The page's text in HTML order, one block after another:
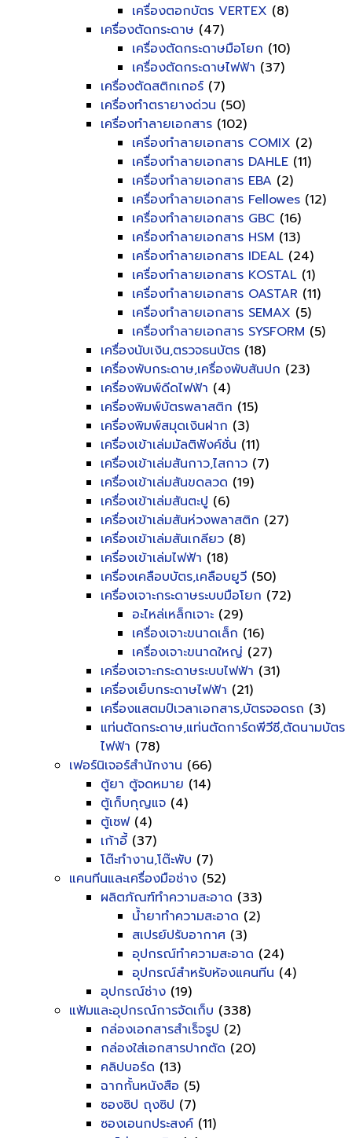
เครื่องตอกบัตร VERTEX (8)
เครื่องตัดกระดาษ (47)
เครื่องตัดกระดาษมือโยก (10)
เครื่องตัดกระดาษไฟฟ้า (37)
เครื่องตัดสติกเกอร์ (7)
เครื่องทำตรายางด่วน (50)
เครื่องทำลายเอกสาร (102)
เครื่องทำลายเอกสาร COMIX (2)
เครื่องทำลายเอกสาร DAHLE (11)
เครื่องทำลายเอกสาร EBA (2)
เครื่องทำลายเอกสาร Fellowes (12)
เครื่องทำลายเอกสาร GBC (16)
เครื่องทำลายเอกสาร HSM (13)
เครื่องทำลายเอกสาร IDEAL (24)
เครื่องทำลายเอกสาร KOSTAL (1)
เครื่องทำลายเอกสาร OASTAR (11)
เครื่องทำลายเอกสาร SEMAX (5)
เครื่องทำลายเอกสาร SYSFORM (5)
เครื่องนับเงิน,ตรวจธนบัตร (18)
เครื่องพับกระดาษ,เครื่องพับสันปก (23)
เครื่องพิมพ์ดีดไฟฟ้า (4)
เครื่องพิมพ์บัตรพลาสติก (15)
เครื่องพิมพ์สมุดเงินฝาก (3)
เครื่องเข้าเล่มมัลติฟังค์ชั่น (11)
เครื่องเข้าเล่มสันกาว,ไสกาว (7)
เครื่องเข้าเล่มสันขดลวด (19)
เครื่องเข้าเล่มสันตะปู (6)
เครื่องเข้าเล่มสันห่วงพลาสติก (27)
เครื่องเข้าเล่มสันเกลียว (8)
เครื่องเข้าเล่มไฟฟ้า (18)
เครื่องเคลือบบัตร,เคลือบยูวี (50)
เครื่องเจาะกระดาษระบบมือโยก (72)
อะไหล่เหล็กเจาะ (29)
เครื่องเจาะขนาดเล็ก (16)
เครื่องเจาะขนาดใหญ่ (27)
เครื่องเจาะกระดาษระบบไฟฟ้า (31)
เครื่องเย็บกระดาษไฟฟ้า (21)
เครื่องแสตมป์เวลาเอกสาร,บัตรจอดรถ (3)
แท่นตัดกระดาษ,แท่นตัดการ์ดพีวีซี,ตัดนามบัตร
ไฟฟ้า (78)
เฟอร์นิเจอร์สำนักงาน (66)
ตู้ยา ตู้จดหมาย (14)
ตู้เก็บกุญแจ (4)
ตู้เซฟ(4)
เก้าอี้ (37)
โต๊ะทำงาน,โต๊ะพับ (7)
แคนทีนและเครื่องมือช่าง (52)
ผลิตภัณฑ์ทำความสะอาด (33)
น้ำยาทำความสะอาด (2)
สเปรย์ปรับอากาศ (3)
อุปกรณ์ทำความสะอาด (24)
อุปกรณ์สำหรับห้องแคนทีน (4)
อุปกรณ์ช่าง (19)
แฟ้มและอุปกรณ์การจัดเก็บ (338)
กล่องเอกสารสำเร็จรูป (2)
กล่องใส่เอกสารปากตัด (20)
คลิปบอร์ด (13)
ฉากกั้นหนังสือ (5)
ซองซิป ถุงซิป (7)
ซองเอนกประสงค์ (11)